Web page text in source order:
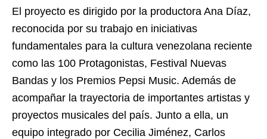
El proyecto es dirigido por la productora Ana Díaz,
reconocida por su trabajo en iniciativas
fundamentales para la cultura venezolana reciente
como las 100 Protagonistas, Festival Nuevas
Bandas y los Premios Pepsi Music. Además de
acompañar la trayectoria de importantes artistas y
proyectos musicales del país. Junto a ella, un
equipo integrado por Cecilia Jiménez, Carlos